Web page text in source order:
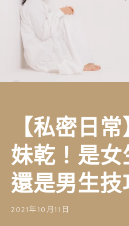
【私密日
妹乾！是女
還是男生技
2021年10月11日